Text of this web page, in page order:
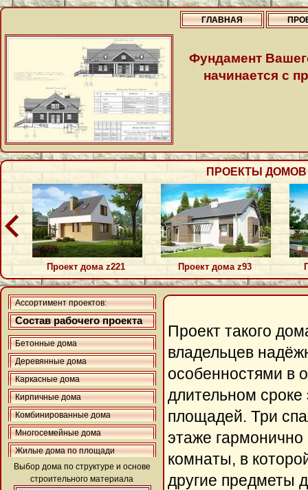
ГЛАВНАЯ
Фундамент
начинается с
ПРОЕКТЫ ДОМОВ
Проект дома z221 Проект дома z93
Проект такого
владельцев
особенностями в
длительном сроке
площадей. Три
этаже
комнаты, в
другие предметы
Ассортимент проектов:
Состав рабочего проекта
Бетонные дома
Деревянные дома
Каркасные дома
Кирпичные дома
Комбинированные дома
Многосемейные дома
Жилые дома по площади
Выбор дома по структуре и основе
строительного материала